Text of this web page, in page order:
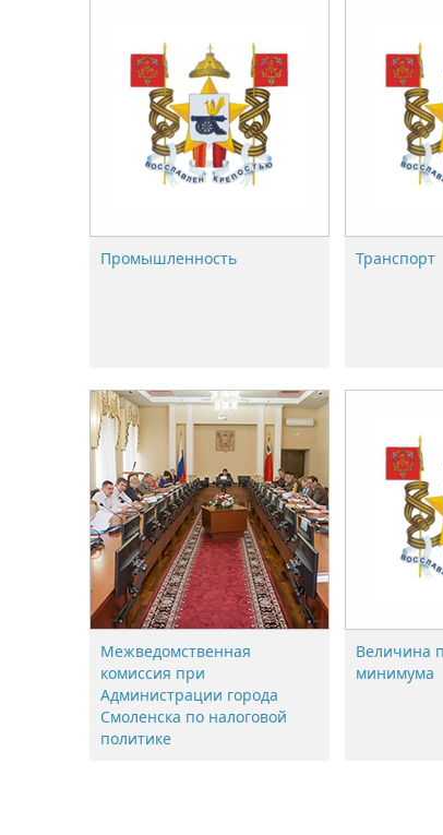
Промышленность Транспорт
Межведомственная
комиссия при
Администрации города
Смоленска по налоговой
политике
Величина
минимума